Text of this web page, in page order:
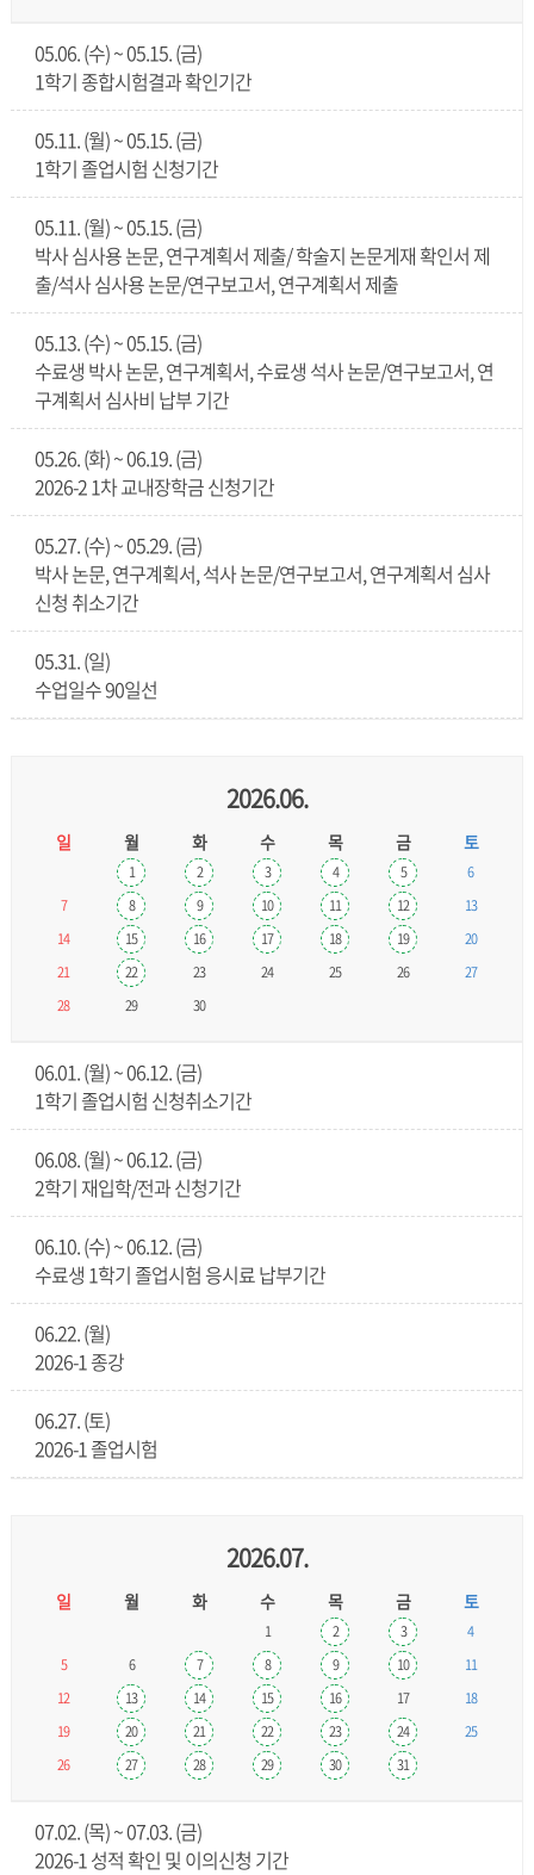
05.06. (수) ~ 05.15. (금)
1학기 종합시험결과 확인기간
05.11. (월) ~ 05.15. (금)
1학기 졸업시험 신청기간
05.11. (월) ~ 05.15. (금)
박사 심사용 논문, 연구계획서 제출/ 학술지 논문게재 확인서 제
출/석사 심사용 논문/연구보고서, 연구계획서 제출
05.13. (수) ~ 05.15. (금)
수료생 박사 논문, 연구계획서, 수료생 석사 논문/연구보고서, 연
구계획서 심사비 납부 기간
05.26. (화) ~ 06.19. (금)
2026-2 1차 교내장학금 신청기간
05.27. (수) ~ 05.29. (금)
박사 논문, 연구계획서, 석사 논문/연구보고서, 연구계획서 심사
신청 취소기간
05.31. (일)
수업일수 90일선
2026.06.
일 월 화 수 목 금 토
1 2 3 4 5
6
7
8 9 10 11 12
13
14
15 16 17 18 19
20
21
22 23 24 25 26
27
28
29 30
06.01. (월) ~ 06.12. (금)
1학기 졸업시험 신청취소기간
06.08. (월) ~ 06.12. (금)
2학기 재입학/전과 신청기간
06.10. (수) ~ 06.12. (금)
수료생 1학기 졸업시험 응시료 납부기간
06.22. (월)
2026-1 종강
06.27. (토)
2026-1 졸업시험
2026.07.
일 월 화 수 목 금 토
1 2 3
4
5
6 7 8 9 10
11
12
13 14 15 16 17
18
19
20 21 22 23 24
25
26
27 28 29 30 31
07.02. (목) ~ 07.03. (금)
2026-1 성적 확인 및 이의신청 기간